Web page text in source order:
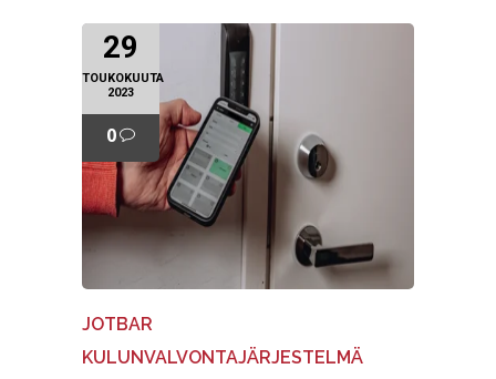
29
TOUKOKUUTA
2023
0
JOTBAR
KULUNVALVONTAJÄRJESTELMÄ